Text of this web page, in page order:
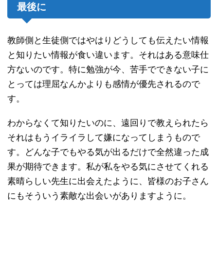
最後に
教師側と生徒側ではやはりどうしても伝えたい情報
と知りたい情報が食い違います。それはある意味仕
方ないのです。特に勉強が今、苦手でできない子に
とっては理屈なんかよりも感情が優先されるので
す。
わからなくて知りたいのに、遠回りで教えられたら
それはもうイライラして嫌になってしまうもので
す。どんな子でもやる気が出るだけで全然違った成
果が期待できます。私が私をやる気にさせてくれる
素晴らしい先生に出会えたように、皆様のお子さん
にもそういう素敵な出会いがありますように。